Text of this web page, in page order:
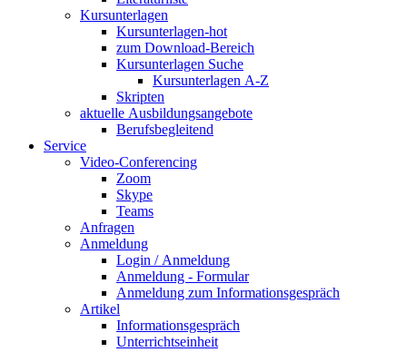
Kursunterlagen
Kursunterlagen-hot
zum Download-Bereich
Kursunterlagen Suche
Kursunterlagen A-Z
Skripten
aktuelle Ausbildungsangebote
Berufsbegleitend
Service
Video-Conferencing
Zoom
Skype
Teams
Anfragen
Anmeldung
Login / Anmeldung
Anmeldung - Formular
Anmeldung zum Informationsgespräch
Artikel
Informationsgespräch
Unterrichtseinheit